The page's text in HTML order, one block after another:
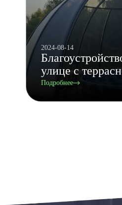
2024-08-14
улице с
Подробнее